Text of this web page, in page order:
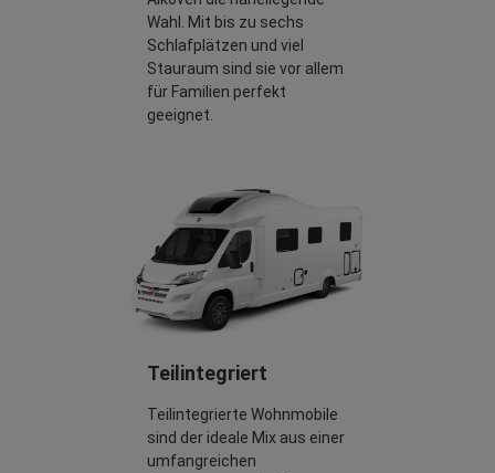
Wahl. Mit bis zu sechs
Schlafplätzen und viel
Stauraum sind sie vor allem
für Familien perfekt
geeignet.
Teilintegriert
Teilintegrierte Wohnmobile
sind der ideale Mix aus einer
umfangreichen